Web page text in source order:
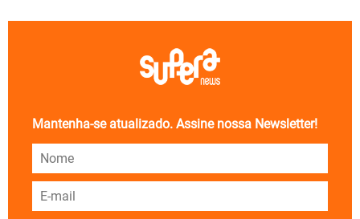
Mantenha-se atualizado. Assine nossa Newsletter!